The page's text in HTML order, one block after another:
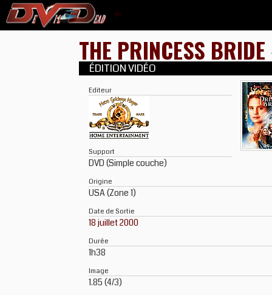
THE PRINCESS BRIDE
ÉDITION VIDÉO
Editeur
Support
DVD (Simple couche)
Origine
USA (Zone 1)
Date de Sortie
18 juillet 2000
Durée
1h38
Image
1.85 (4/3)